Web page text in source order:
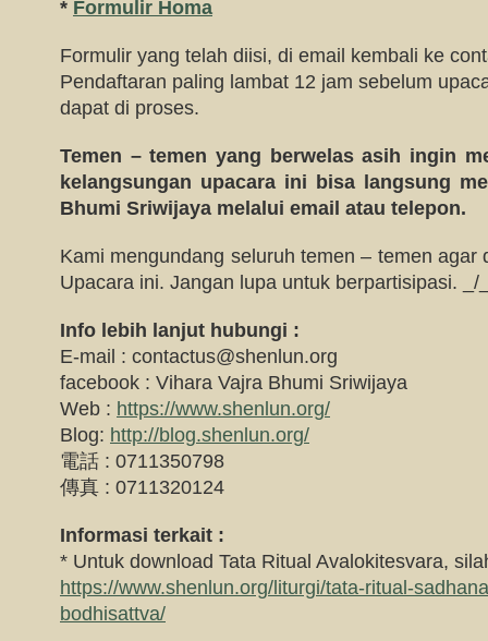
* Formulir Homa
Formulir yang telah diisi, di email kembali ke
Pendaftaran paling lambat 12 jam sebelum
dapat di proses.
Temen – temen yang berwelas asih ingin
kelangsungan upacara ini bisa langsung
Bhumi Sriwijaya melalui email atau telepon.
Kami mengundang seluruh temen – temen agar
Upacara ini. Jangan lupa untuk berpartisipasi. _/
Info lebih lanjut hubungi :
E-mail : contactus@shenlun.org
facebook : Vihara Vajra Bhumi Sriwijaya
Web : https://www.shenlun.org/
Blog: http://blog.shenlun.org/
電話 : 0711350798
傳真 : 0711320124
Informasi terkait :
* Untuk download Tata Ritual Avalokitesvara,
https://www.shenlun.org/liturgi/tata-ritual-
bodhisattva/